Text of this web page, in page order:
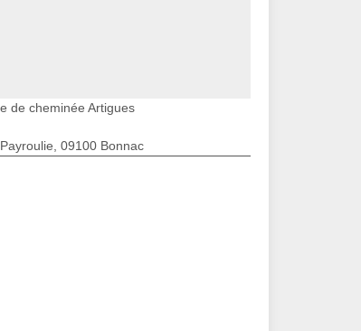
de cheminée Artigues
09100 Bonnac